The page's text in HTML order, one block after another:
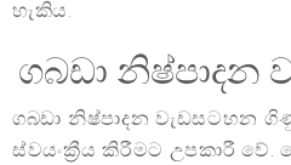
හැකිය.
ගබඩා නිෂ්පාදන
ගබඩා නිෂ්පාදන වැඩසටහන
ස්වයංක්‍රීය කිරීමට උපකාරී වේ.